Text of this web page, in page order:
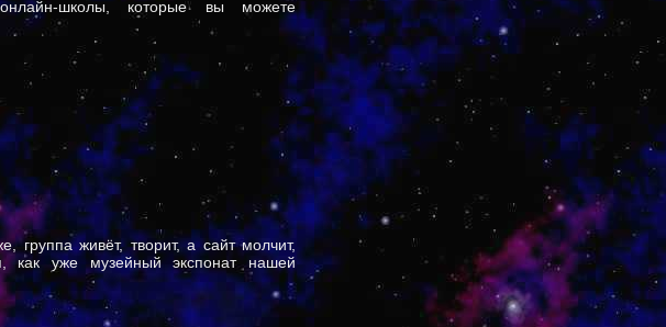
школы, которые вы можете
живёт, творит, а сайт молчит,
как уже музейный экспонат нашей